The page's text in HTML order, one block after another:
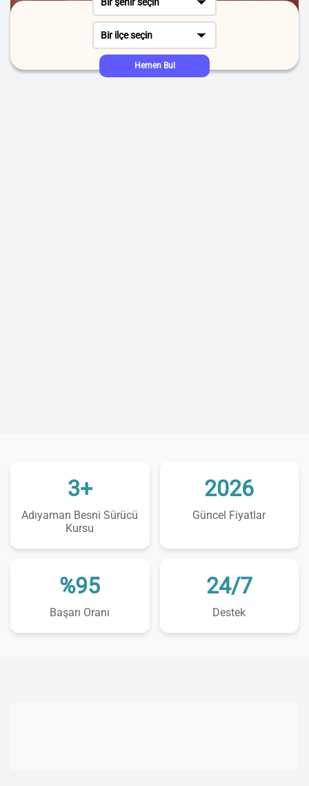
Bir ilçe seçin
Hemen Bul
3+
Adıyaman Besni Sürücü
Kursu
2026
Güncel Fiyatlar
%95
Başarı Oranı
24/7
Destek